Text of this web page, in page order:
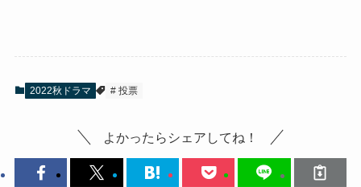
2022秋ドラマ 投票
よかったらシェアしてね！